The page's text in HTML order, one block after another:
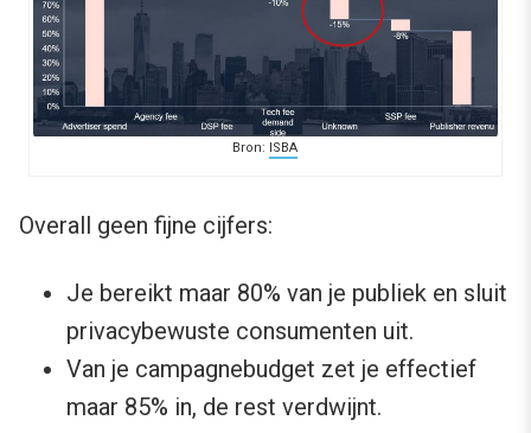
Bron: ISBA
Overall geen fijne cijfers:
Je bereikt maar 80% van je publiek en sluit
privacybewuste consumenten uit.
Van je campagnebudget zet je effectief
maar 85% in, de rest verdwijnt.